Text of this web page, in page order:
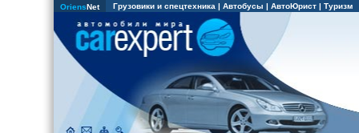
OriensNet Грузовики и спецтехника | Автобусы | АвтоЮрист | Туризм